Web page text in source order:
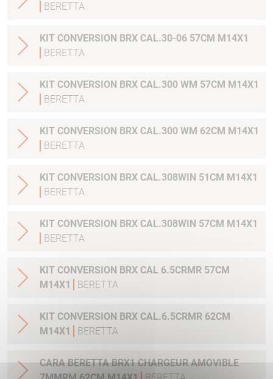
BERETTA
KIT CONVERSION BRX CAL.30-06 57CM M14X1
BERETTA
KIT CONVERSION BRX CAL.300 WM 57CM M14X1
BERETTA
KIT CONVERSION BRX CAL.300 WM 62CM M14X1
BERETTA
KIT CONVERSION BRX CAL.308WIN 51CM M14X1
BERETTA
KIT CONVERSION BRX CAL.308WIN 57CM M14X1
BERETTA
KIT CONVERSION BRX CAL 6.5CRMR 57CM
M14X1
BERETTA
KIT CONVERSION BRX CAL.6.5CRMR 62CM
M14X1
BERETTA
CARA BERETTA BRX1 CHARGEUR AMOVIBLE